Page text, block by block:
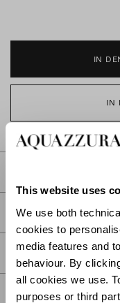
This website uses
We use both
cookies to
media features and
behaviour. By
all cookies we use.
purposes or third
IN
IN
DETAIL
PFLEGE